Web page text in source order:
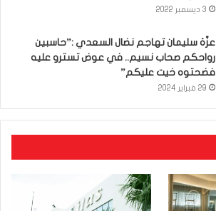
3 ديسمبر 2022
عزّة سليمان تهاجم نضال السعدي :”حاسبين
رواحكم صحاب نسيم.. في عوض تسترو عليه
فضحتوه خيت عليكم”
29 فبراير 2024